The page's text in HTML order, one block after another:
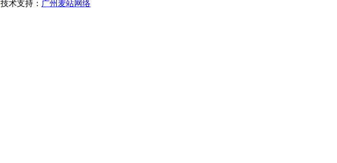
技术支持： 广州麦站网络